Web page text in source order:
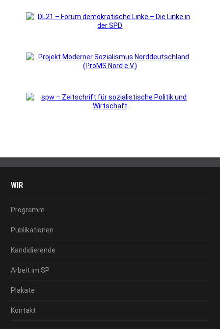
WIR
Programm
Publikationen
Kandidierende
Arbeit im SP
Plakate
Kontakt